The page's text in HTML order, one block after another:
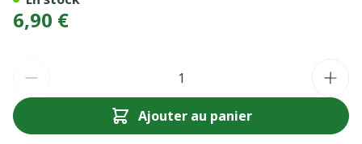
6,90 €
Ajouter au panier